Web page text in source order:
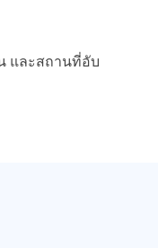
และสถานที่อับ